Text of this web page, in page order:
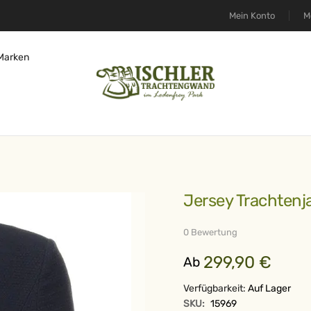
Mein Konto
Jersey
0 Bewertung
Ab 299,90 €
Verfügbarkeit: Auf Lager
SKU: 15969